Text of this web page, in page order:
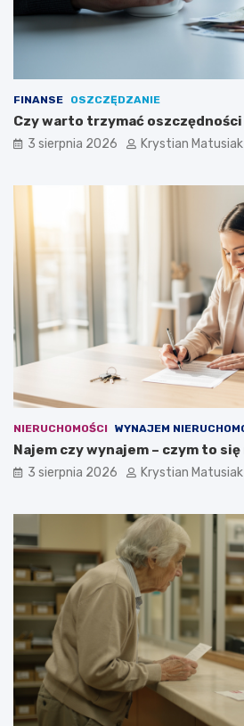
FINANSE OSZCZĘDZANIE
Czy warto trzymać
3 sierpnia 2026 Krystian Matusiak
NIERUCHOMOŚCI WYNAJEM
Najem czy wynajem – czym to
3 sierpnia 2026 Krystian Matusiak